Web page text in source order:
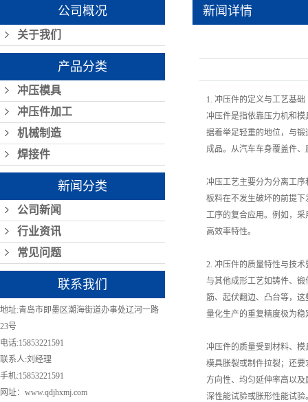
公司概况
关于我们
产品分类
冲压模具
冲压件加工
机械制造
焊接件
新闻分类
公司新闻
行业资讯
常见问题
联系我们
地址:青岛市即墨区潮海街道办事处辽河一路
23号
电话:15853221591
联系人:刘经理
手机:15853221591
网址：www.qdjhxmj.com
新闻详情
1. 冲压件的定义与工艺基础
冲压件是指依靠压力机和
据着举足轻重的地位，与
成品。从汽车车身覆盖件
冲压工艺主要分为分离工
板料在不发生破坏的前提
工序的复合应用。例如，
高效率特性。
2. 冲压件的质量特性与技术
与其他成形工艺如铸件、
筋、起伏翻边、凸台等，
量化生产的重复精度极为
冲压件的质量受到材料、
模具胀裂或制件拉裂；还
方向性、均匀延伸率高以
深性能试验或胀形性能试